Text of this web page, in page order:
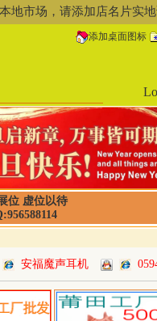
地市场，请添加店名片实
添加桌面图标
位 虚位以待
安福魔声耳机